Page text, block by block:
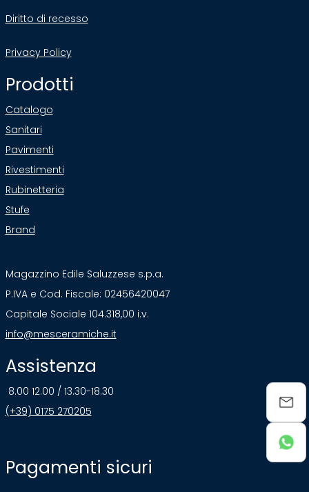
Diritto di recesso
Privacy Policy
Prodotti
Catalogo
Sanitari
Pavimenti
Rivestimenti
Rubinetteria
Stufe
Brand
Magazzino Edile Saluzzese s.p.a.
P.IVA e Cod. Fiscale: 02456420047
Capitale Sociale 104.318,00 i.v.
info@mesceramiche.it
Assistenza
8.00 12.00 / 13.30-18.30
(+39) 0175 270205
Pagamenti sicuri